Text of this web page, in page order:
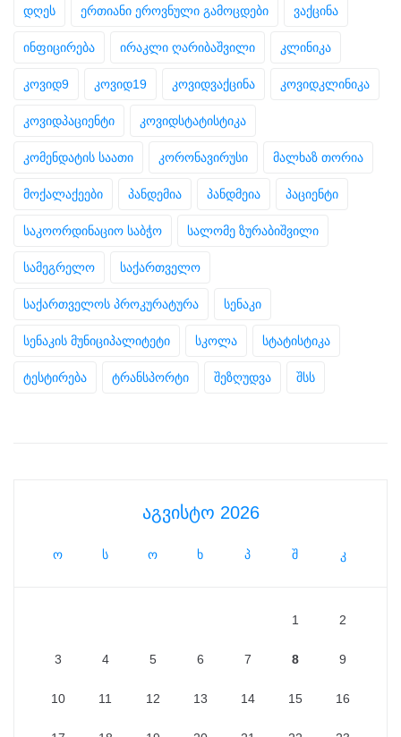
დღეს ერთიანი ეროვნული გამოცდები ვაქცინა
ინფიცირება ირაკლი ღარიბაშვილი კლინიკა
კოვიდ9 კოვიდ19 კოვიდვაქცინა კოვიდკლინიკა
კოვიდპაციენტი კოვიდსტატისტიკა
კომენდატის საათი კორონავირუსი მალხაზ თორია
მოქალაქეები პანდემია პანდმეია პაციენტი
საკოორდინაციო საბჭო სალომე ზურაბიშვილი
სამეგრელო საქართველო
საქართველოს პროკურატურა სენაკი
სენაკის მუნიციპალიტეტი სკოლა სტატისტიკა
ტესტირება ტრანსპორტი შეზღუდვა შსს
აგვისტო 2026
ო ს ო ხ პ შ კ
1 2
3 4 5 6 7 8 9
10 11 12 13 14 15 16